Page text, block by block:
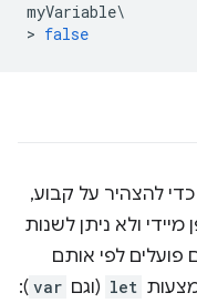
myVariable\
> false
כדי להצהיר על קבוע,
ולא ניתן לשנות
פועלים לפי אותם
let (וגם var
):